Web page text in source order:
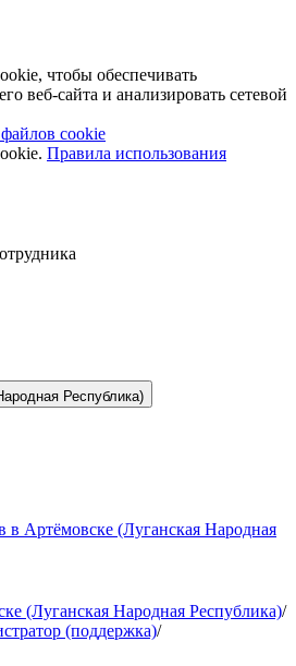
чтобы обеспечивать
веб-сайта и анализировать сетевой
cookie
Правила использования
Республика)
в Артёмовске (Луганская Народная
(Луганская Народная Республика)/
(поддержка)/